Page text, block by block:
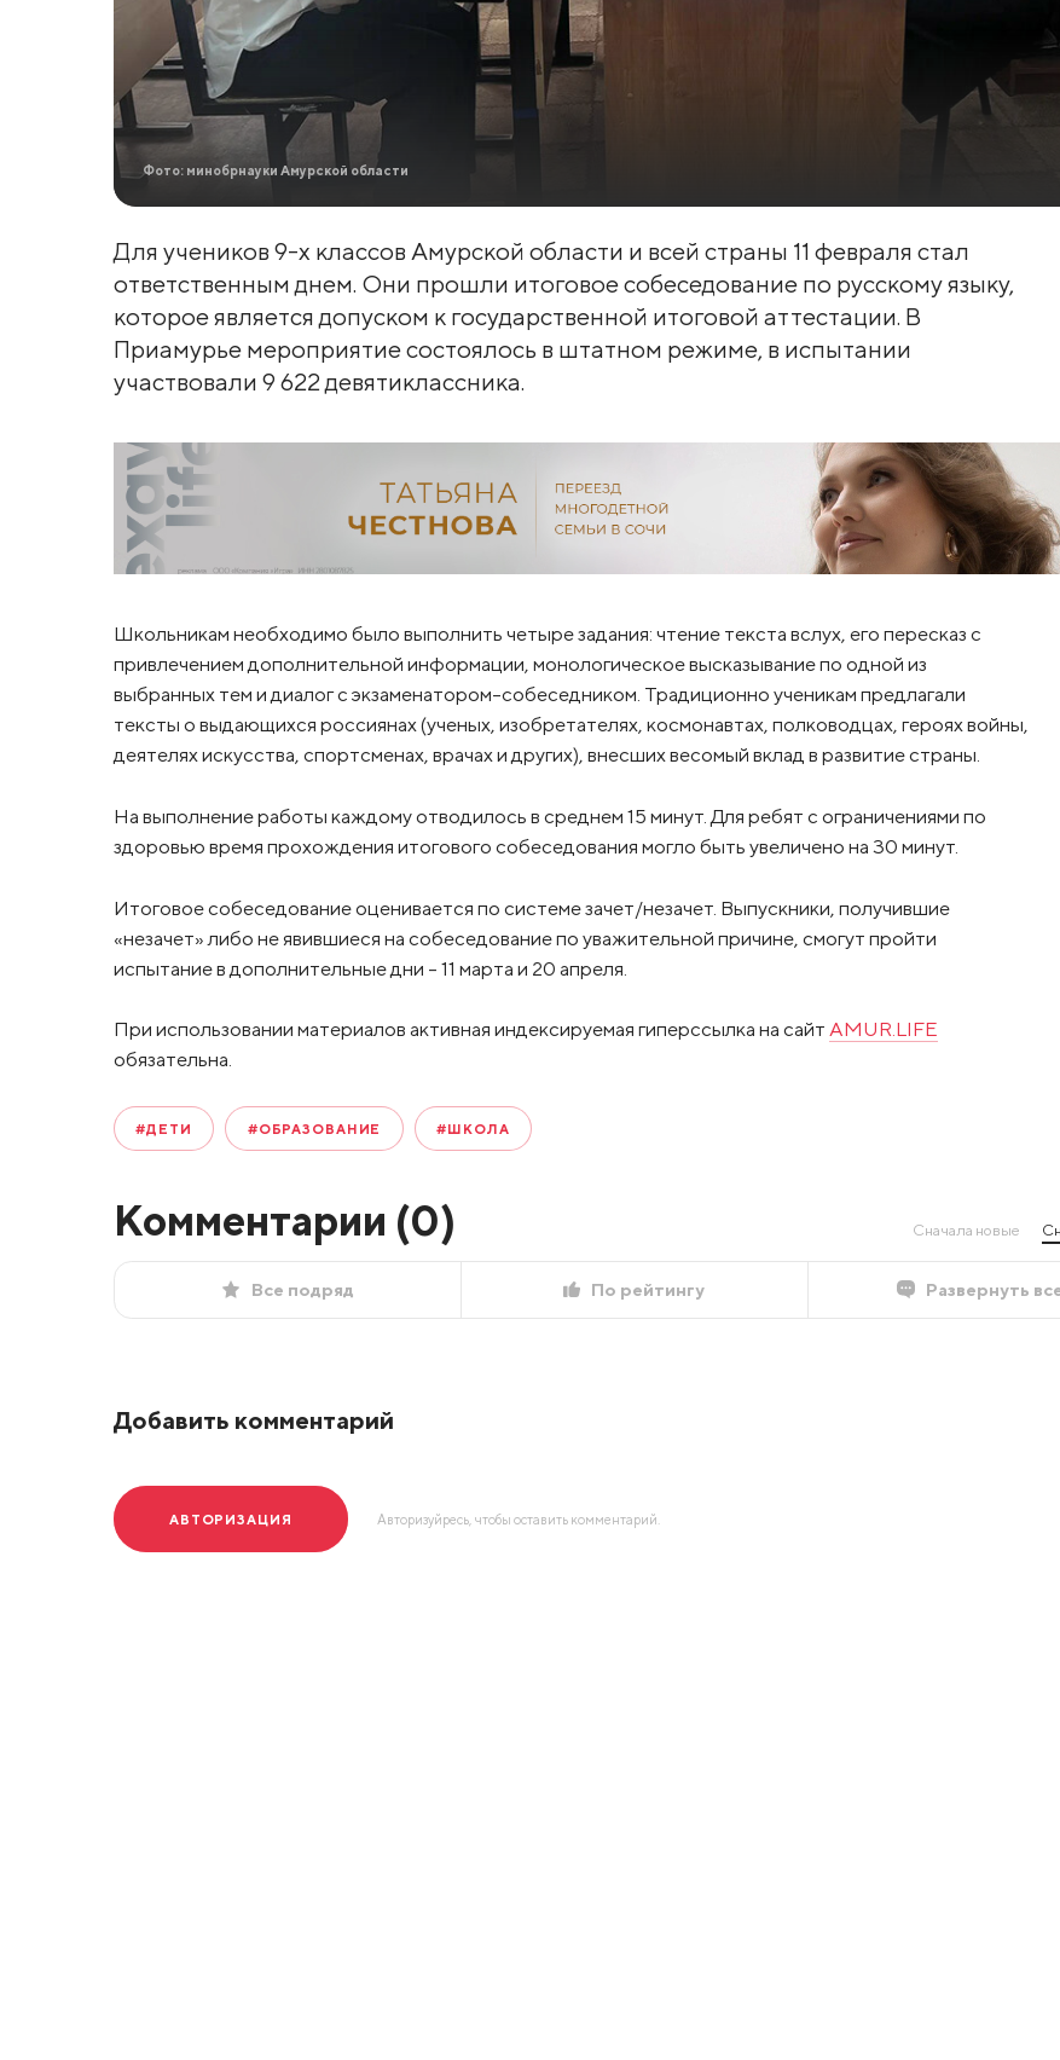
Фото: минобрнауки Амурской области
Для учеников 9-х классов Амурской области и всей страны 11 февраля стал
ответственным днем. Они прошли итоговое собеседование по русскому языку,
которое является допуском к государственной итоговой аттестации. В
Приамурье мероприятие состоялось в штатном режиме, в испытании
участвовали 9 622 девятиклассника.
Школьникам необходимо было выполнить четыре задания: чтение текста вслух, его пересказ с
привлечением дополнительной информации, монологическое высказывание по одной из
выбранных тем и диалог с экзаменатором-собеседником. Традиционно ученикам предлагали
тексты о выдающихся россиянах (ученых, изобретателях, космонавтах, полководцах, героях войны,
деятелях искусства, спортсменах, врачах и других), внесших весомый вклад в развитие страны.
На выполнение работы каждому отводилось в среднем 15 минут. Для ребят с ограничениями по
здоровью время прохождения итогового собеседования могло быть увеличено на 30 минут.
Итоговое собеседование оценивается по системе зачет/незачет. Выпускники, получившие
«незачет» либо не явившиеся на собеседование по уважительной причине, смогут пройти
испытание в дополнительные дни – 11 марта и 20 апреля.
При использовании материалов активная индексируемая гиперссылка на сайт AMUR.LIFE
обязательна.
#ДЕТИ #ОБРАЗОВАНИЕ #ШКОЛА
Комментарии (0) Сначала новые
Все подряд По рейтингу Развернуть
Добавить комментарий
АВТОРИЗАЦИЯ Авторизуйресь, чтобы оставить комментарий.